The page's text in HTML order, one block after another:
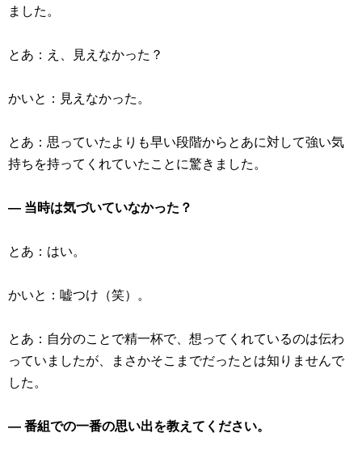
ました。
とあ：え、見えなかった？
かいと：見えなかった。
とあ：思っていたよりも早い段階からとあに対して強い気
持ちを持ってくれていたことに驚きました。
― 当時は気づいていなかった？
とあ：はい。
かいと：嘘つけ（笑）。
とあ：自分のことで精一杯で、想ってくれているのは伝わ
っていましたが、まさかそこまでだったとは知りませんで
した。
― 番組での一番の思い出を教えてください。